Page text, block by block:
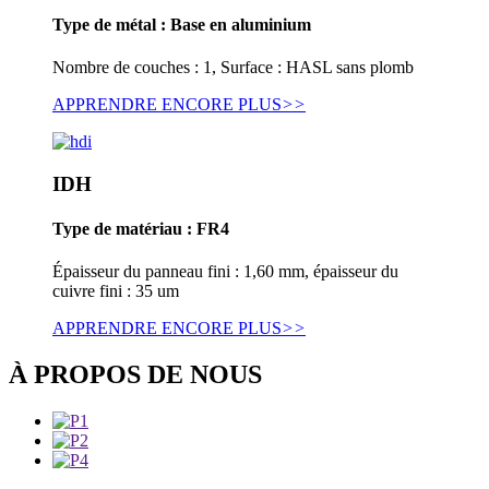
Type de métal : Base en aluminium
Nombre de couches : 1, Surface : HASL sans plomb
APPRENDRE ENCORE PLUS>>
IDH
Type de matériau : FR4
Épaisseur du panneau fini : 1,60 mm, épaisseur du
cuivre fini : 35 um
APPRENDRE ENCORE PLUS>>
À PROPOS DE NOUS